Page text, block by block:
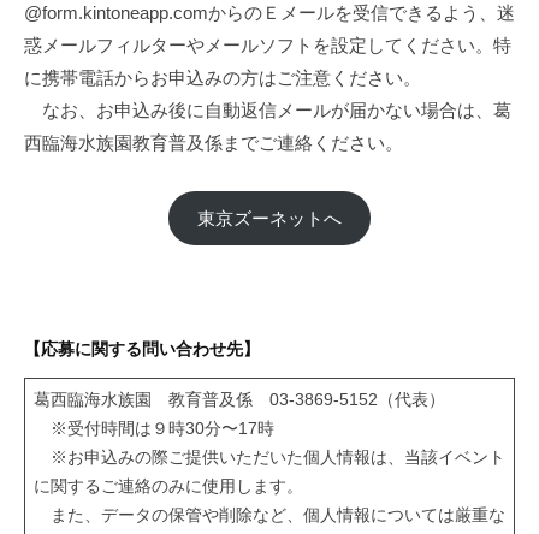
@form.kintoneapp.comからのＥメールを受信できるよう、迷
惑メールフィルターやメールソフトを設定してください。特
に携帯電話からお申込みの方はご注意ください。
なお、お申込み後に自動返信メールが届かない場合は、葛
西臨海水族園教育普及係までご連絡ください。
東京ズーネットへ
【応募に関する問い合わせ先】
葛西臨海水族園 教育普及係 03-3869-5152（代表）
※受付時間は９時30分〜17時
※お申込みの際ご提供いただいた個人情報は、当該イベント
に関するご連絡のみに使用します。
また、データの保管や削除など、個人情報については厳重な